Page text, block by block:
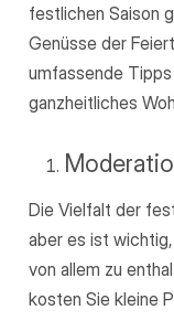
festlichen Saison
Genüsse der
umfassende
ganzheitliches
Die Vielfalt der
aber es ist
von allem zu
kosten Sie kleine